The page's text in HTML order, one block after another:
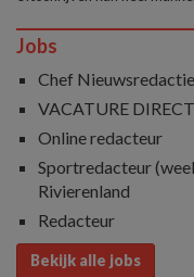
Jobs
Chef
VACATURE
Online redacteur
Sportredacteur
Rivierenland
Redacteur
Bekijk alle jobs